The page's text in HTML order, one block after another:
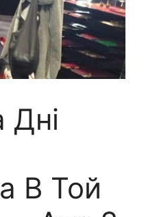
Дні
В Той